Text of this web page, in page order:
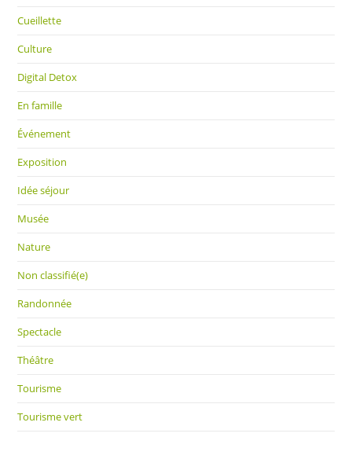
Cueillette
Culture
Digital Detox
En famille
Événement
Exposition
Idée séjour
Musée
Nature
Non classifié(e)
Randonnée
Spectacle
Théâtre
Tourisme
Tourisme vert